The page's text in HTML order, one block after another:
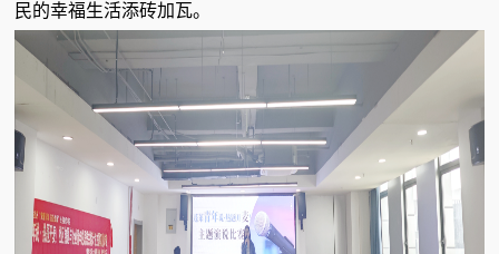
民的幸福生活添砖加瓦。